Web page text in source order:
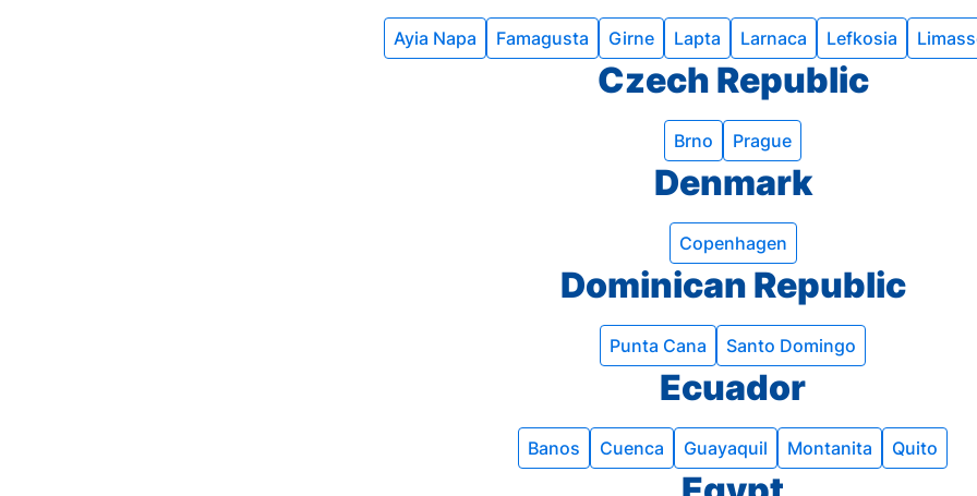
Ayia Napa Famagusta Girne Lapta Larnaca Lefkosia
Czech Republic
Brno Prague
Denmark
Copenhagen
Dominican Republic
Punta Cana Santo Domingo
Ecuador
Banos Cuenca Guayaquil Montanita Quito